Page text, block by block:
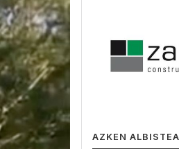
AZKEN